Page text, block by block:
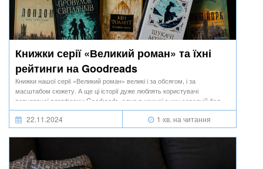
Книжки серії «Великий роман» та їхні
рейтинги на Goodreads
Книжки нашої серії «Великий роман» великі і за обсягом, і за
масштабом сюжету. А ще ці історії дуже люблять користувачі
популярної платформи Goodreads, адже в кожної з них середній бал
більше 4 зірочок.
22.11.2024 1 хв. на читання